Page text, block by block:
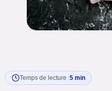
Temps de lecture :5 min